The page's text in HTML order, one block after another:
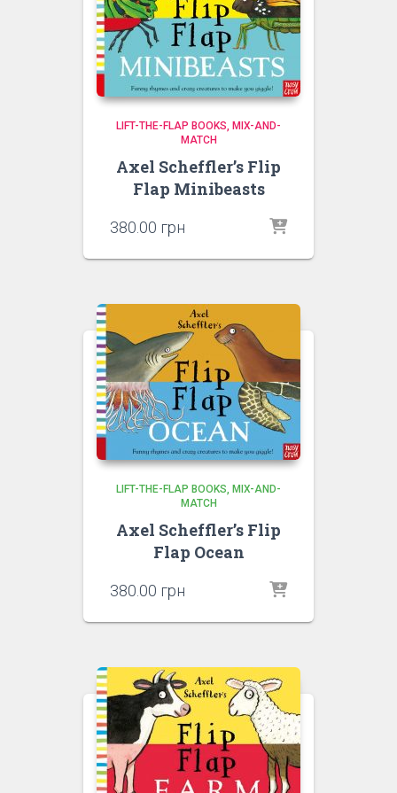
LIFT-THE-FLAP BOOKS
MIX-AND-
MATCH
Axel Scheffler’s Flip
Flap Minibeasts
380.00 грн
LIFT-THE-FLAP BOOKS
MIX-AND-
MATCH
Axel Scheffler’s Flip
Flap Ocean
380.00 грн